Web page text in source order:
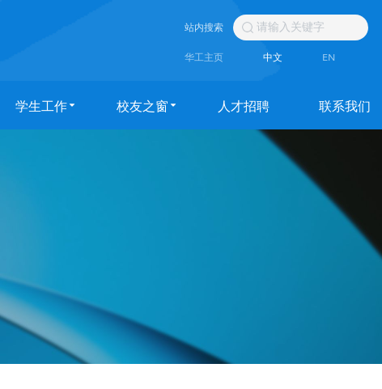
站内搜索
华工主页 中文 EN
学生工作 校友之窗 人才招聘 联系我们